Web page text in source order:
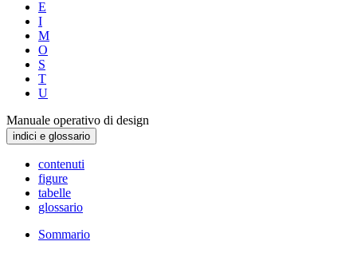
E
I
M
O
S
T
U
Manuale operativo di design
indici e glossario
contenuti
figure
tabelle
glossario
Sommario